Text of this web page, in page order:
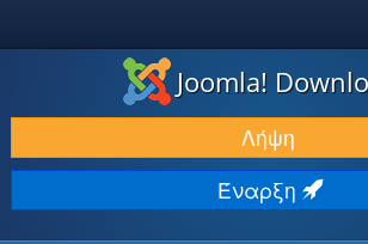
ΛΉΨΕΙΣ & ΕΠΕΚΤΆΣΕΙΣ
ΕΎΡΕΣΗ & ΜΆΘΗΣΗ
ΚΟΙΝΌΤΗΤΑ & ΥΠΟΣΤΉΡΙΞΗ
Joomla!
Λήψη
Έναρξη